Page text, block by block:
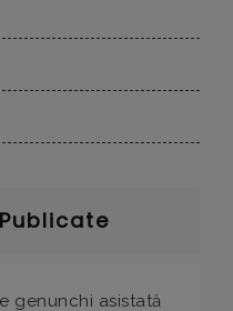
genunchi asistată